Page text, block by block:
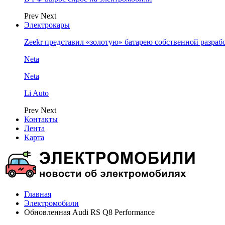
Prev Next
Электрокары
Zeekr представил «золотую» батарею собственной
Neta
Neta
Li Auto
Prev Next
Контакты
Лента
Карта
Главная
Электромобили
Обновленная Audi RS Q8 Performance